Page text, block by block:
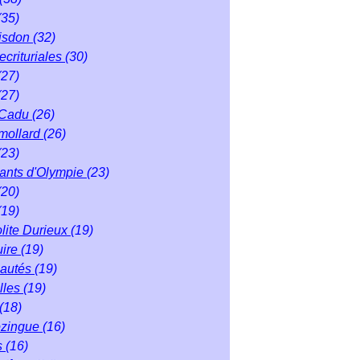
(32)
(30)
(26)
(26)
d'Olympie (23)
Durieux(19)
(19)
(19)
(19)
(18)
(16)
(16)